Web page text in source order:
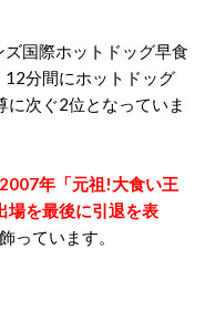
国際ホットドッグ早食
分間にホットドッグ
次ぐ2位となっていま
2007年「元祖!大食い王
場を最後に引退を表
っています。